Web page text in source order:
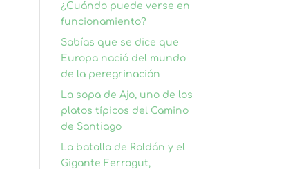
¿Cuándo puede verse en
funcionamiento?
Sabías que se dice que
Europa nació del mundo
de la peregrinación
La sopa de Ajo, uno de los
platos típicos del Camino
de Santiago
La batalla de Roldán y el
Gigante Ferragut,